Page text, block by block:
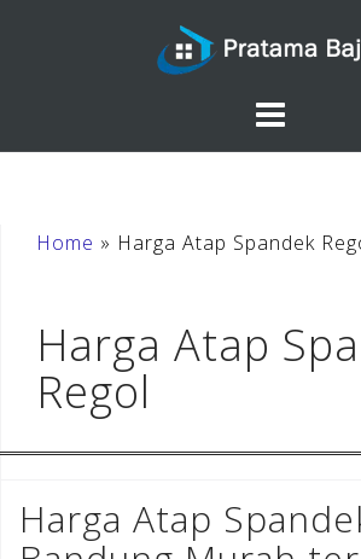
Home » Harga Atap Spandek
Harga Atap
Regol
Harga Atap